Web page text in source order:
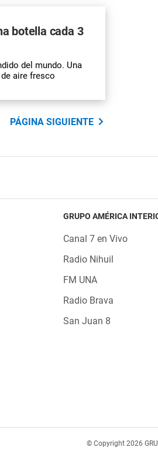
botella cada 3
del mundo. Una
aire fresco
PÁGINA SIGUIENTE
GRUPO AMÉRICA
Canal 7 en Vivo
Radio Nihuil
FM UNA
Radio Brava
San Juan 8
© Copyright 2026